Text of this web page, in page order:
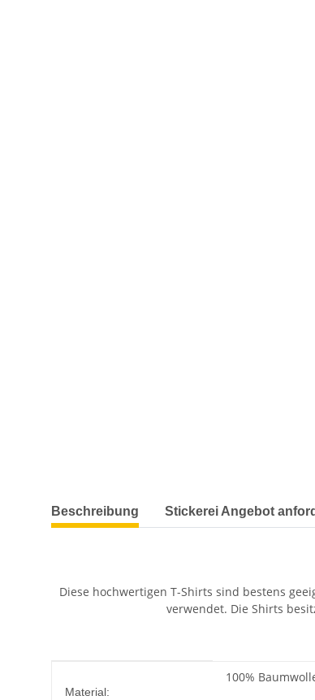
weitere Registerkarten anzeigen
Beschreibung Stickerei Angebot
Diese hochwertigen T-Shirts sind bestens
verwendet. Die Shirts
Material:
100%